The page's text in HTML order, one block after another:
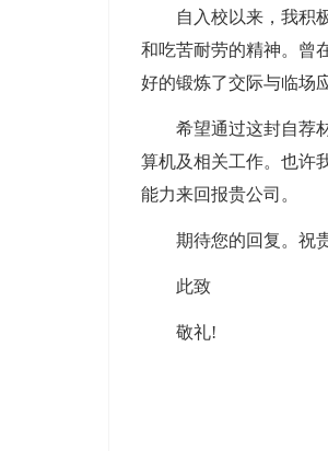
自入校以来，我积
和吃苦耐劳的精神。曾
好的锻炼了交际与临场
希望通过这封自荐
算机及相关工作。也许
能力来回报贵公司。
期待您的回复。祝
此致
敬礼!